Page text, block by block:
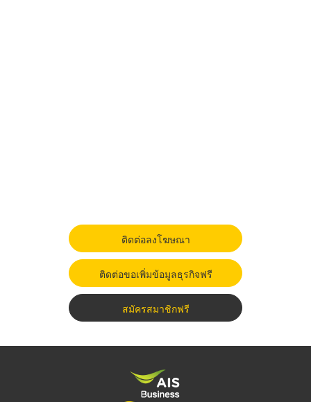
ติดต่อลงโฆษณา
ติดต่อขอเพิ่มข้อมูลธุรกิจฟรี
สมัครสมาชิกฟรี